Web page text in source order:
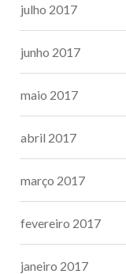
julho 2017
junho 2017
maio 2017
abril 2017
março 2017
fevereiro 2017
janeiro 2017